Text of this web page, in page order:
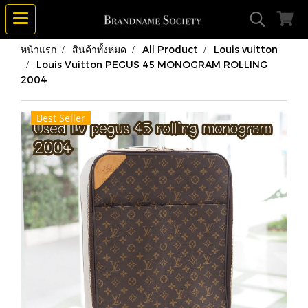
หน้าแรก สินค้าทั้งหมด All Product
Louis vuitton
Louis Vuitton PEGUS 45 MONOGRAM ROLLING
2004
Best Seller